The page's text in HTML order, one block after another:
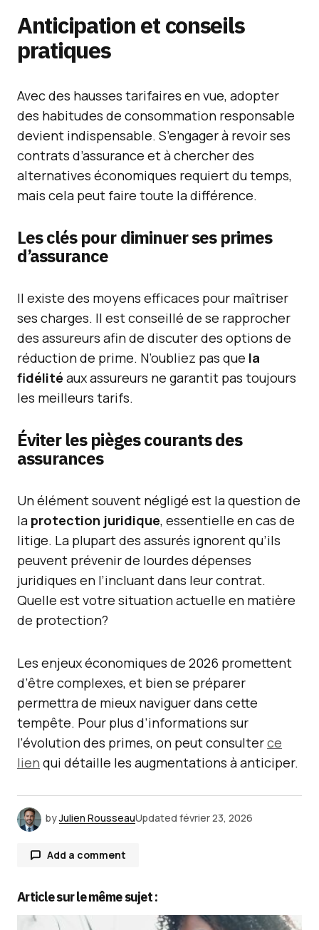
Anticipation et conseils
pratiques
Avec des hausses tarifaires en vue, adopter
des habitudes de consommation responsable
devient indispensable. S’engager à revoir ses
contrats d’assurance et à chercher des
alternatives économiques requiert du temps,
mais cela peut faire toute la différence.
Les clés pour diminuer ses primes
d’assurance
Il existe des moyens efficaces pour maîtriser
ses charges. Il est conseillé de se rapprocher
des assureurs afin de discuter des options de
réduction de prime. N’oubliez pas que la
fidélité aux assureurs ne garantit pas toujours
les meilleurs tarifs.
Éviter les pièges courants des
assurances
Un élément souvent négligé est la question de
la protection juridique, essentielle en cas de
litige. La plupart des assurés ignorent qu’ils
peuvent prévenir de lourdes dépenses
juridiques en l’incluant dans leur contrat.
Quelle est votre situation actuelle en matière
de protection?
Les enjeux économiques de 2026 promettent
d’être complexes, et bien se préparer
permettra de mieux naviguer dans cette
tempête. Pour plus d’informations sur
l’évolution des primes, on peut consulterce
lien qui détaille les augmentations à anticiper.
byJulien RousseauUpdated février 23, 2026
Add a comment
Votre adresse e-mail ne sera pas publiée.Les
Article sur le même sujet :